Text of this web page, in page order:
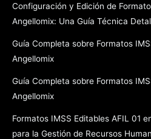
Configuración y Edición de
Angellomix: Una Guía Técnica
Guía Completa sobre Formatos
Angellomix
Guía Completa sobre Formatos
Angellomix
Formatos IMSS Editables AFIL 01
para la Gestión de Recursos